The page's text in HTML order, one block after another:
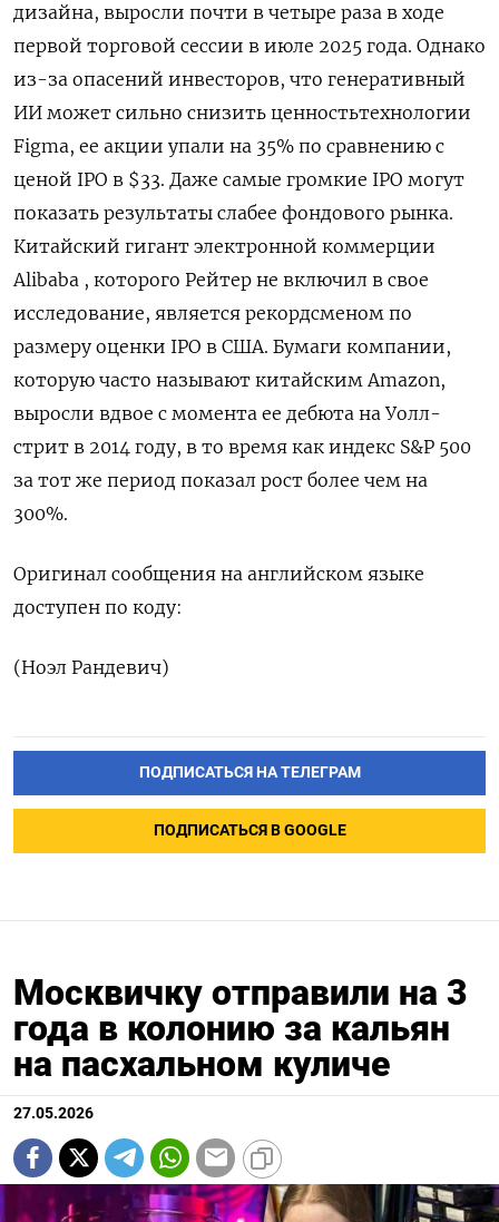
дизайна, выросли почти в четыре раза в ходе
первой торговой сессии в июле 2025 ‌года. Однако
из-за опасений инвесторов, что генеративный
ИИ может сильно снизить ценностьтехнологии
Figma, ее акции упали на 35% по сравнению с
ценой IPO в $33. Даже самые громкие IPO могут
‌показать результаты слабее фондового рынка.
Китайский гигант электронной коммерции
Alibaba , которого Рейтер не включил в свое
исследование, является рекордсменом по
размеру оценки IPO в США. Бумаги компании,
которую часто называют ​китайским Amazon,
выросли вдвое с момента ее дебюта на Уолл-
стрит в 2014 году, в то время как индекс S&P 500
за ‌тот же период показал рост более чем на
300%.
Оригинал сообщения на английском языке
доступен по коду:
(Ноэл Рандевич)
ПОДПИСАТЬСЯ НА ТЕЛЕГРАМ
ПОДПИСАТЬСЯ В GOOGLE
Москвичку отправили на 3
года в колонию за кальян
на пасхальном куличе
27.05.2026